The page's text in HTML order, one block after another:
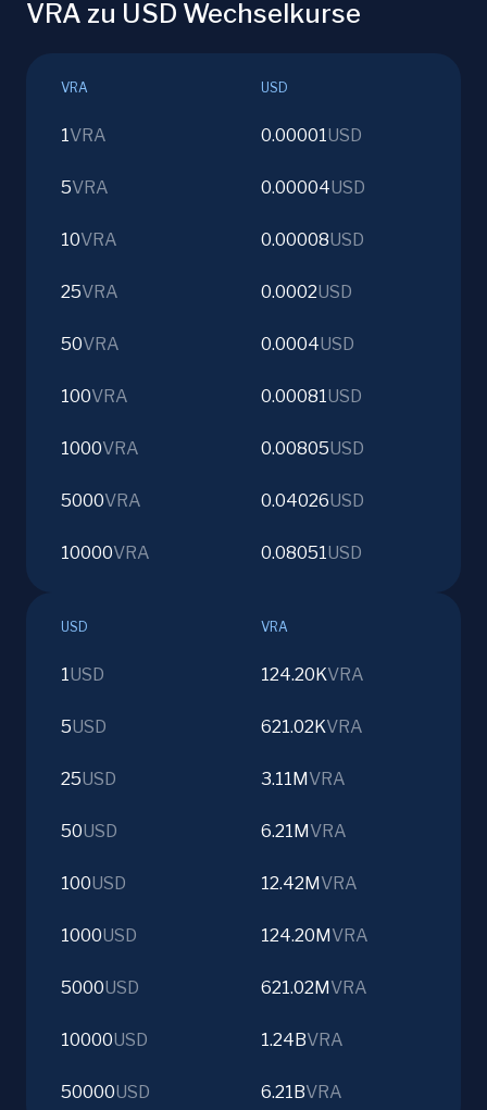
VRA zu USD Wechselkurse
VRA USD
1VRA 0.00001USD
5VRA 0.00004USD
10VRA 0.00008USD
25VRA 0.0002USD
50VRA 0.0004USD
100VRA 0.00081USD
1000VRA 0.00805USD
5000VRA 0.04026USD
10000VRA 0.08051USD
USD VRA
1USD 124.20KVRA
5USD 621.02KVRA
25USD 3.11M VRA
50USD 6.21M VRA
100USD 12.42M VRA
1000USD 124.20M VRA
5000USD 621.02M VRA
10000USD 1.24BVRA
50000USD 6.21BVRA